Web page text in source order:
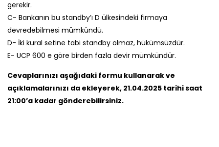
gerekir.
C- Bankanın bu standby’ı D ülkesindeki firmaya
devredebilmesi mümkündü.
D- İki kural setine tabi standby olmaz, hükümsüzdür.
E- UCP 600 e göre birden fazla devir mümkündür.
Cevaplarınızı aşağıdaki formu kullanarak ve
açıklamalarınızı da ekleyerek, 21.04.2025 tarihi saat
21:00’a kadar gönderebilirsiniz.